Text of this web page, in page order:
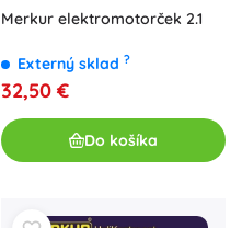
Merkur elektromotorček 2.1
Externý sklad ?
32,50 €
Do košíka